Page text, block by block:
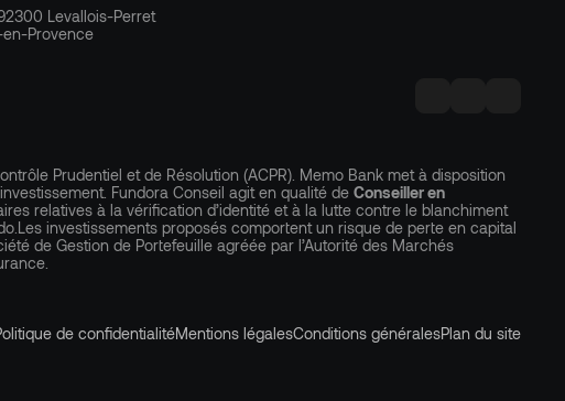
Levallois-Perret
en-Provence
Prudentiel et de Résolution (ACPR). Memo Bank met à disposition
Fundora Conseil agit en qualité de Conseiller en
relatives à la vérification d’identité et à la lutte contre le blanchiment
investissements proposés comportent un risque de perte en capital
de Gestion de Portefeuille agréée par l’Autorité des Marchés
de confidentialitéMentions légalesConditions généralesPlan du site